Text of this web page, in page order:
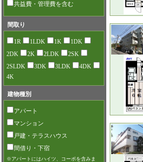
共益費・管理費を含む
間取り
1R 1LDK 1K
1DK
2DK
2K 2LDK
2SK
2SLDK
3DK 3LDK
4DK
4K
建物種別
アパート
マンション
戸建・テラスハウス
間借り・下宿
※アパートにはハイツ、コーポを含みま